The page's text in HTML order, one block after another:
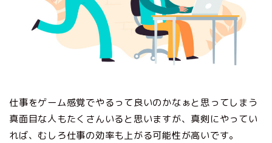
仕事をゲーム感覚でやるって良いのかなぁと思ってしまう
真面目な人もたくさんいると思いますが、真剣にやってい
れば、むしろ仕事の効率も上がる可能性が高いです。